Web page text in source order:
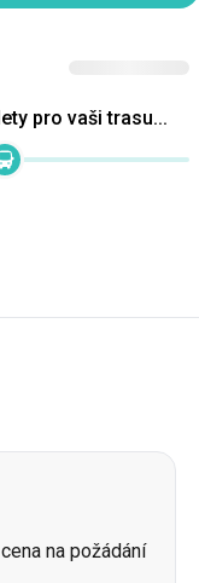
cena na požádání